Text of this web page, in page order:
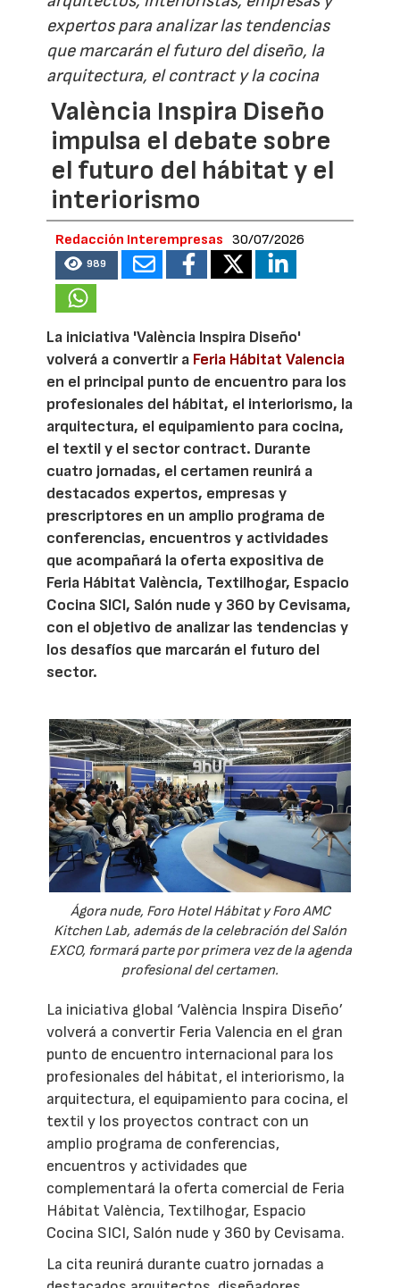
expertos para analizar las tendencias
que marcarán el futuro del diseño, la
arquitectura, el contract y la cocina
València Inspira Diseño
impulsa el debate sobre
el futuro del hábitat y el
interiorismo
Redacción Interempresas 30/07/2026
989
La iniciativa 'València Inspira Diseño'
volverá a convertir a Feria Hábitat Valencia
en el principal punto de encuentro para los
profesionales del hábitat, el interiorismo, la
arquitectura, el equipamiento para cocina,
el textil y el sector contract. Durante
cuatro jornadas, el certamen reunirá a
destacados expertos, empresas y
prescriptores en un amplio programa de
conferencias, encuentros y actividades
que acompañará la oferta expositiva de
Feria Hábitat València, Textilhogar, Espacio
Cocina SICI, Salón nude y 360 by Cevisama,
con el objetivo de analizar las tendencias y
los desafíos que marcarán el futuro del
sector.
Ágora nude, Foro Hotel Hábitat y Foro AMC
Kitchen Lab, además de la celebración del Salón
EXCO, formará parte por primera vez de la agenda
profesional del certamen.
La iniciativa global ‘València Inspira Diseño’
volverá a convertir Feria Valencia en el gran
punto de encuentro internacional para los
profesionales del hábitat, el interiorismo, la
arquitectura, el equipamiento para cocina, el
textil y los proyectos contract con un
amplio programa de conferencias,
encuentros y actividades que
complementará la oferta comercial de Feria
Hábitat València, Textilhogar, Espacio
Cocina SICI, Salón nude y 360 by Cevisama.
La cita reunirá durante cuatro jornadas a